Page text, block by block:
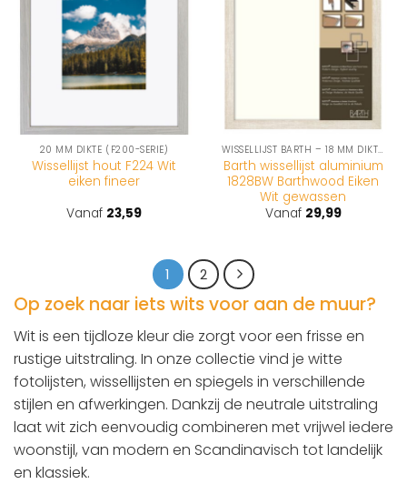
20 MM DIKTE (F200-SERIE)
Wissellijst hout F224 Wit
eiken fineer
Vanaf 23,59
WISSELLIJST BARTH – 18 MM DIKTE (1828-SERIE)
Barth wissellijst aluminium
1828BW Barthwood Eiken
Wit gewassen
Vanaf 29,99
1 2
Op zoek naar iets wits voor aan de muur?
Wit is een tijdloze kleur die zorgt voor een frisse en
rustige uitstraling. In onze collectie vind je witte
fotolijsten, wissellijsten en spiegels in verschillende
stijlen en afwerkingen. Dankzij de neutrale uitstraling
laat wit zich eenvoudig combineren met vrijwel iedere
woonstijl, van modern en Scandinavisch tot landelijk
en klassiek.